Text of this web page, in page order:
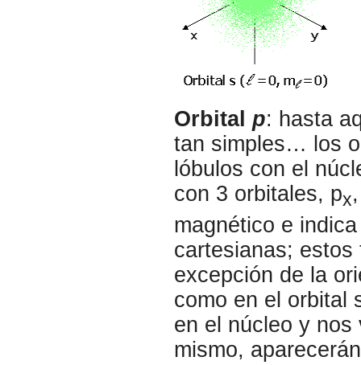
Orbital p: hasta
tan simples… los
lóbulos con el
con 3 orbitales, px
magnético e
cartesianas;
excepción de la
como en el orbital
en el núcleo y nos
mismo,